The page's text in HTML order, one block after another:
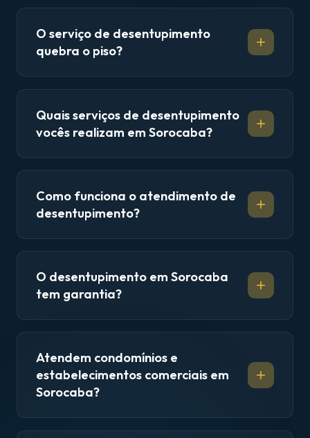
O serviço de desentupimento
quebra o piso?
Quais serviços de desentupimento
vocês realizam em Sorocaba?
Como funciona o atendimento de
desentupimento?
O desentupimento em Sorocaba
tem garantia?
Atendem condomínios e
estabelecimentos comerciais em
Sorocaba?